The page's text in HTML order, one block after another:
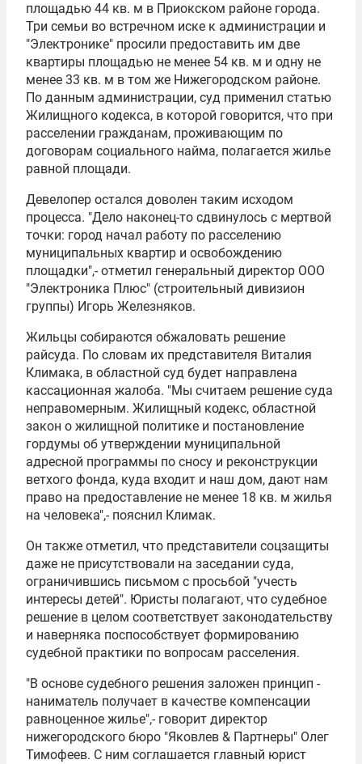
площадью 44 кв. м в Приокском районе города.
Три семьи во встречном иске к администрации и
"Электронике" просили предоставить им две
квартиры площадью не менее 54 кв. м и одну не
менее 33 кв. м в том же Нижегородском районе.
По данным администрации, суд применил статью
Жилищного кодекса, в которой говорится, что при
расселении гражданам, проживающим по
договорам социального найма, полагается жилье
равной площади.
Девелопер остался доволен таким исходом
процесса. "Дело наконец-то сдвинулось с мертвой
точки: город начал работу по расселению
муниципальных квартир и освобождению
площадки",- отметил генеральный директор ООО
"Электроника Плюс" (строительный дивизион
группы) Игорь Железняков.
Жильцы собираются обжаловать решение
райсуда. По словам их представителя Виталия
Климака, в областной суд будет направлена
кассационная жалоба. "Мы считаем решение суда
неправомерным. Жилищный кодекс, областной
закон о жилищной политике и постановление
гордумы об утверждении муниципальной
адресной программы по сносу и реконструкции
ветхого фонда, куда входит и наш дом, дают нам
право на предоставление не менее 18 кв. м жилья
на человека",- пояснил Климак.
Он также отметил, что представители соцзащиты
даже не присутствовали на заседании суда,
ограничившись письмом с просьбой "учесть
интересы детей". Юристы полагают, что судебное
решение в целом соответствует законодательству
и наверняка поспособствует формированию
судебной практики по вопросам расселения.
"В основе судебного решения заложен принцип -
наниматель получает в качестве компенсации
равноценное жилье",- говорит директор
нижегородского бюро "Яковлев & Партнеры" Олег
Тимофеев. С ним соглашается главный юрист